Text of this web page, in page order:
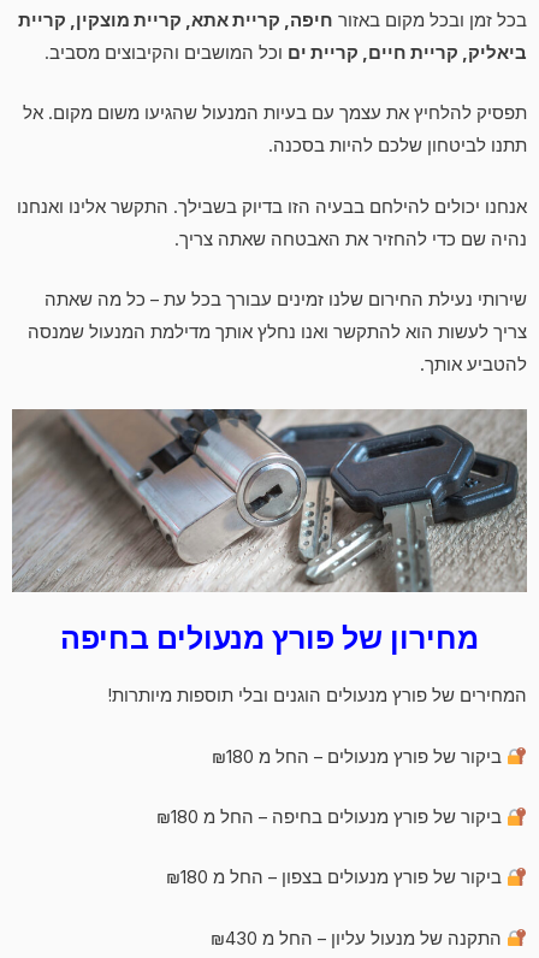
בכל זמן ובכל מקום באזור חיפה, קריית אתא, קריית מוצקין, קריית
ביאליק, קריית חיים, קריית ים וכל המושבים והקיבוצים מסביב.
תפסיק להלחיץ את עצמך עם בעיות המנעול שהגיעו משום מקום. אל
תתנו לביטחון שלכם להיות בסכנה.
אנחנו יכולים להילחם בבעיה הזו בדיוק בשבילך. התקשר אלינו ואנחנו
נהיה שם כדי להחזיר את האבטחה שאתה צריך.
שירותי נעילת החירום שלנו זמינים עבורך בכל עת – כל מה שאתה
צריך לעשות הוא להתקשר ואנו נחלץ אותך מדילמת המנעול שמנסה
להטביע אותך.
מחירון של פורץ מנעולים בחיפה
המחירים של פורץ מנעולים הוגנים ובלי תוספות מיותרות!
ביקור של פורץ מנעולים – החל מ ₪180
ביקור של פורץ מנעולים בחיפה – החל מ ₪180
ביקור של פורץ מנעולים בצפון – החל מ ₪180
התקנה של מנעול עליון – החל מ ₪430